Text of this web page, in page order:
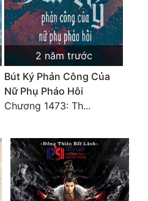
2 năm trước
Bút Ký Phản Công Của
Nữ Phụ Pháo Hôi
Chương 1473: Th...